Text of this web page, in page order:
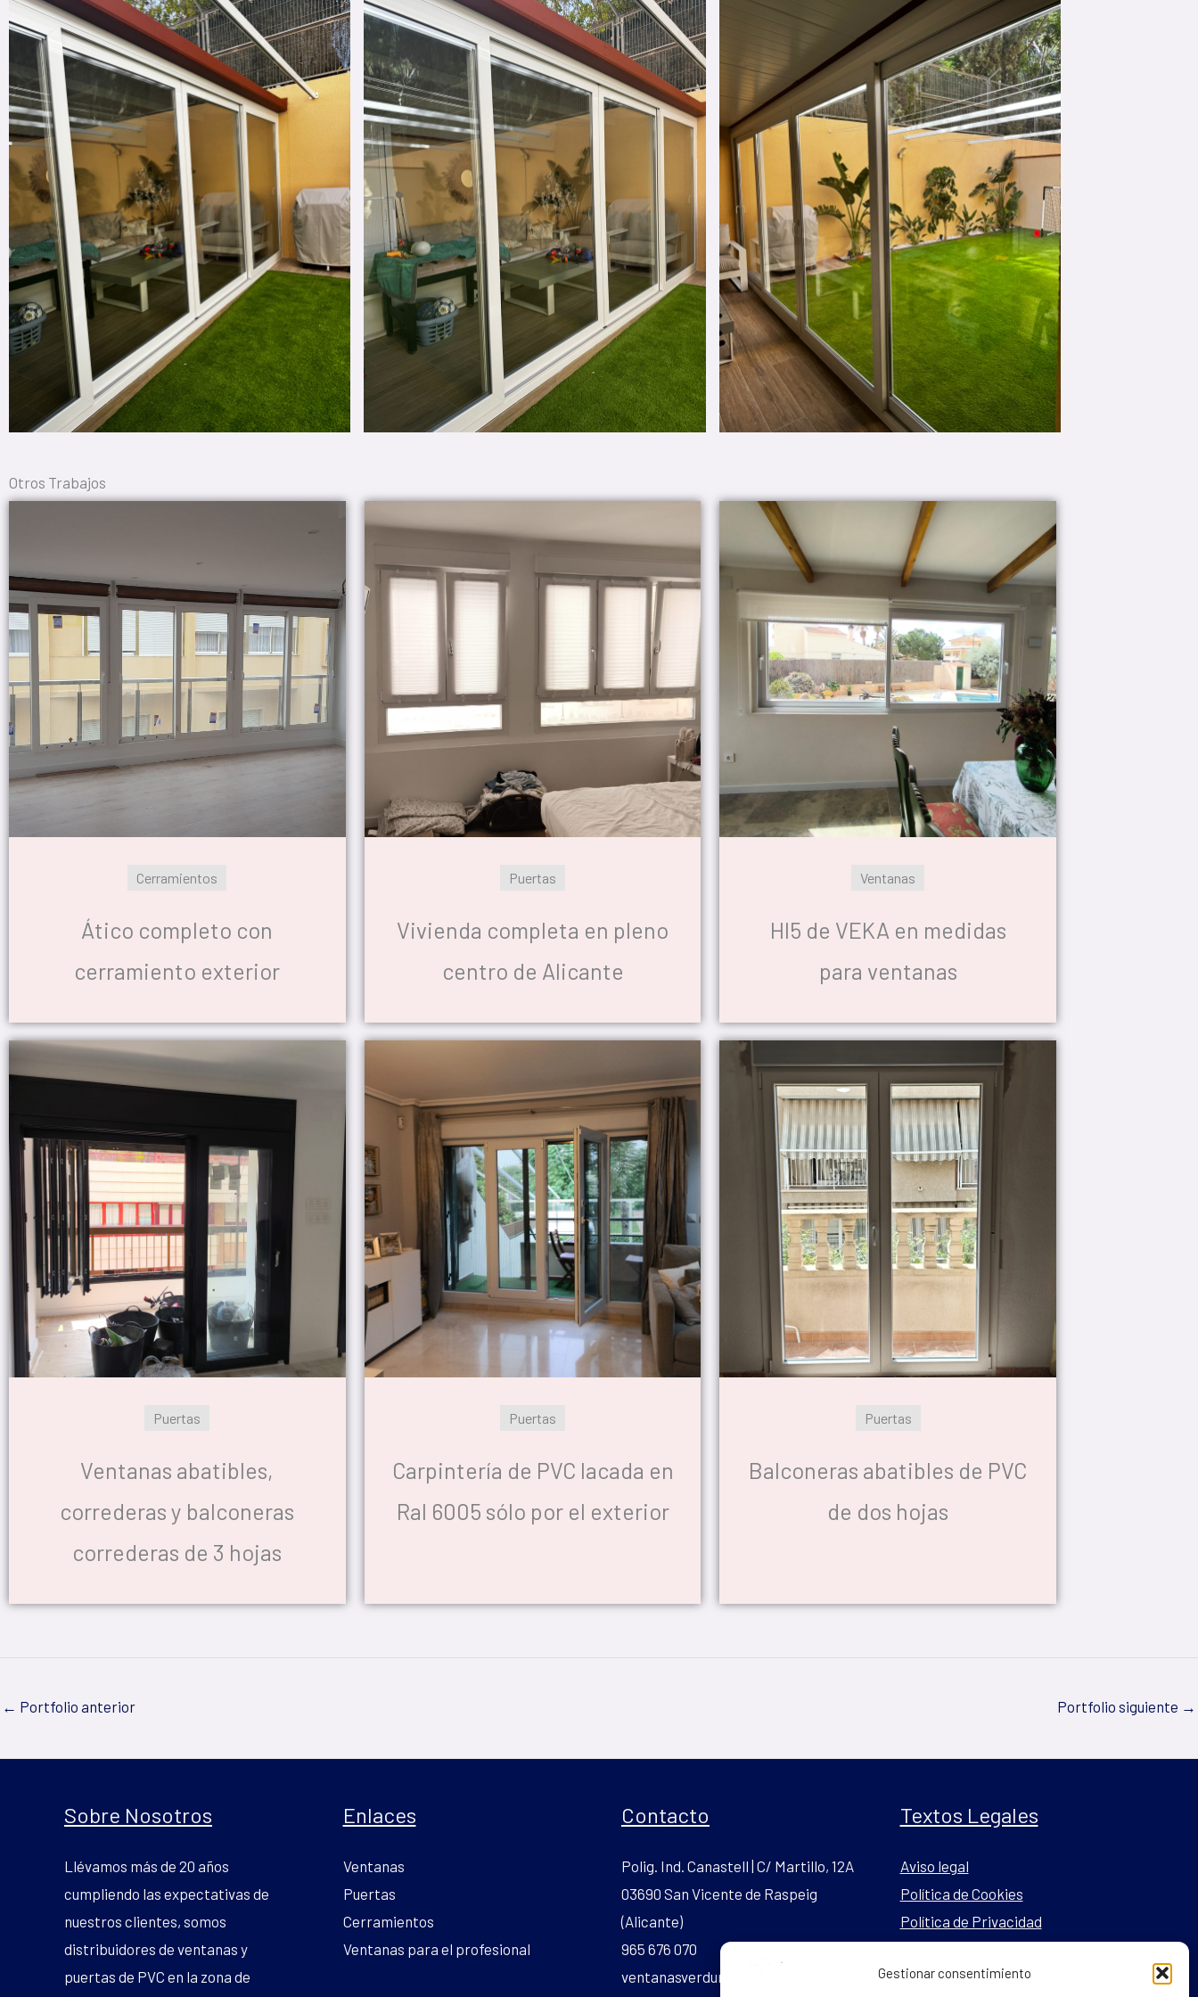
Gestionar consentimiento
Otros Trabajos
Cerramientos
Ático completo con
cerramiento exterior
Puertas
Vivienda completa en pleno
centro de Alicante
Ventanas
HI5 de VEKA en medidas
para ventanas
Puertas
Ventanas abatibles,
correderas y balconeras
correderas de 3 hojas
Puertas
Carpintería de PVC lacada en
Ral 6005 sólo por el exterior
Puertas
Balconeras abatibles de PVC
de dos hojas
← Portfolio anterior Portfolio siguiente →
Sobre Nosotros
Llévamos más de 20 años
cumpliendo las expectativas de
nuestros clientes, somos
distribuidores de ventanas y
puertas de PVC en la zona de
Enlaces
Ventanas
Puertas
Cerramientos
Ventanas para el profesional
Contacto
Polig. Ind. Canastell | C/ Martillo, 12A
03690 San Vicente de Raspeig
(Alicante)
965 676 070
ventanasverdun.pvc@gmail.com
Textos Legales
Aviso legal
Política de Cookies
Política de Privacidad